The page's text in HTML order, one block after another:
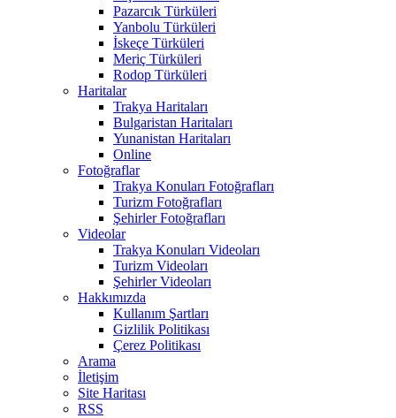
Pazarcık Türküleri
Yanbolu Türküleri
İskeçe Türküleri
Meriç Türküleri
Rodop Türküleri
Haritalar
Trakya Haritaları
Bulgaristan Haritaları
Yunanistan Haritaları
Online
Fotoğraflar
Trakya Konuları Fotoğrafları
Turizm Fotoğrafları
Şehirler Fotoğrafları
Videolar
Trakya Konuları Videoları
Turizm Videoları
Şehirler Videoları
Hakkımızda
Kullanım Şartları
Gizlilik Politikası
Çerez Politikası
Arama
İletişim
Site Haritası
RSS